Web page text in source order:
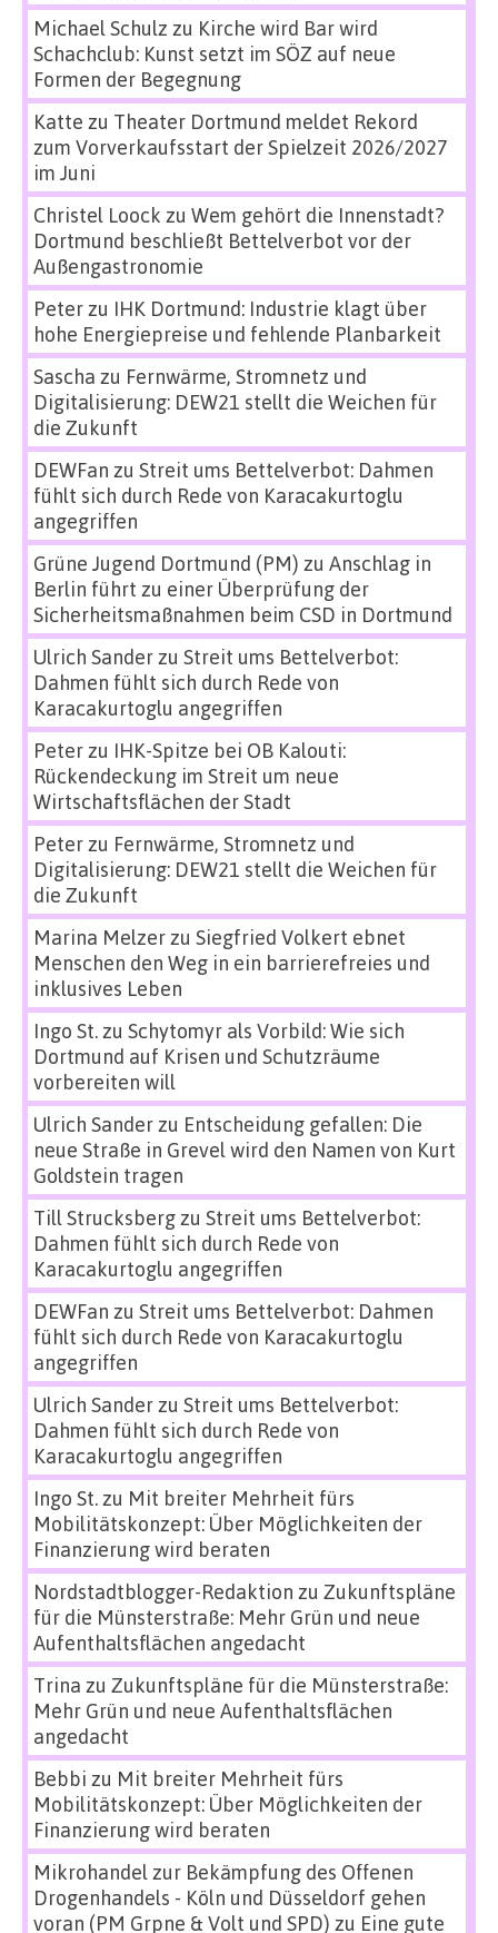
Michael Schulz zu Kirche wird Bar wird
Schachclub: Kunst setzt im SÖZ auf neue
Formen der Begegnung
Katte zu Theater Dortmund meldet Rekord
zum Vorverkaufsstart der Spielzeit 2026/2027
im Juni
Christel Loock zu Wem gehört die Innenstadt?
Dortmund beschließt Bettelverbot vor der
Außengastronomie
Peterzu IHK Dortmund: Industrie klagt über
hohe Energiepreise und fehlende Planbarkeit
Sascha zu Fernwärme, Stromnetz und
Digitalisierung: DEW21 stellt die Weichen für
die Zukunft
DEWFan zu Streit ums Bettelverbot: Dahmen
fühlt sich durch Rede von Karacakurtoglu
angegriffen
Grüne Jugend Dortmund (PM) zu Anschlag in
Berlin führt zu einer Überprüfung der
Sicherheitsmaßnahmen beim CSD in Dortmund
Ulrich Sanderzu Streit ums Bettelverbot:
Dahmen fühlt sich durch Rede von
Karacakurtoglu angegriffen
Peterzu IHK-Spitze bei OB Kalouti:
Rückendeckung im Streit um neue
Wirtschaftsflächen der Stadt
Peterzu Fernwärme, Stromnetz und
Digitalisierung: DEW21 stellt die Weichen für
die Zukunft
Marina Melzerzu Siegfried Volkert ebnet
Menschen den Weg in ein barrierefreies und
inklusives Leben
Ingo St.zu Schytomyr als Vorbild: Wie sich
Dortmund auf Krisen und Schutzräume
vorbereiten will
Ulrich Sanderzu Entscheidung gefallen: Die
neue Straße in Grevel wird den Namen von Kurt
Goldstein tragen
Till Strucksbergzu Streit ums Bettelverbot:
Dahmen fühlt sich durch Rede von
Karacakurtoglu angegriffen
DEWFan zu Streit ums Bettelverbot: Dahmen
fühlt sich durch Rede von Karacakurtoglu
angegriffen
Ulrich Sanderzu Streit ums Bettelverbot:
Dahmen fühlt sich durch Rede von
Karacakurtoglu angegriffen
Ingo St.zu Mit breiter Mehrheit fürs
Mobilitätskonzept: Über Möglichkeiten der
Finanzierung wird beraten
Nordstadtblogger-Redaktion zu Zukunftspläne
für die Münsterstraße: Mehr Grün und neue
Aufenthaltsflächen angedacht
Trina zu Zukunftspläne für die Münsterstraße:
Mehr Grün und neue Aufenthaltsflächen
angedacht
Bebbi zu Mit breiter Mehrheit fürs
Mobilitätskonzept: Über Möglichkeiten der
Finanzierung wird beraten
Mikrohandel zur Bekämpfung des Offenen
Drogenhandels - Köln und Düsseldorf gehen
voran (PM Grpne & Volt und SPD) zu Eine gute